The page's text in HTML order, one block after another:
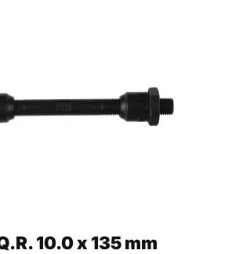
10.0 x 135 mm